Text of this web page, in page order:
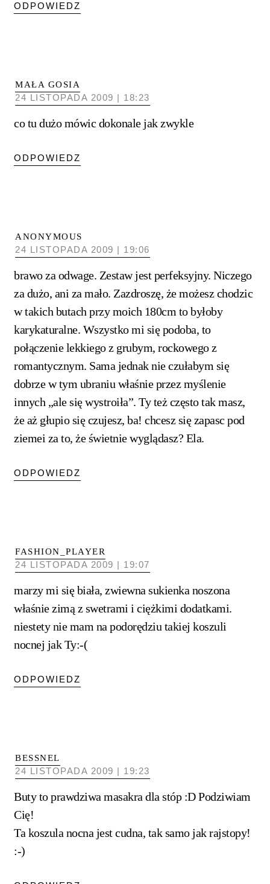
ODPOWIEDZ
MAŁA GOSIA
24 LISTOPADA 2009 | 18:23
co tu dużo mówic dokonale jak zwykle
ODPOWIEDZ
ANONYMOUS
24 LISTOPADA 2009 | 19:06
brawo za odwage. Zestaw jest perfeksyjny. Niczego
za dużo, ani za mało. Zazdroszę, że możesz chodzic
w takich butach przy moich 180cm to byłoby
karykaturalne. Wszystko mi się podoba, to
połączenie lekkiego z grubym, rockowego z
romantycznym. Sama jednak nie czułabym się
dobrze w tym ubraniu właśnie przez myślenie
innych „ale się wystroiła”. Ty też często tak masz,
że aż głupio się czujesz, ba! chcesz się zapasc pod
ziemei za to, że świetnie wyglądasz? Ela.
ODPOWIEDZ
FASHION_PLAYER
24 LISTOPADA 2009 | 19:07
marzy mi się biała, zwiewna sukienka noszona
właśnie zimą z swetrami i ciężkimi dodatkami.
niestety nie mam na podorędziu takiej koszuli
nocnej jak Ty:-(
ODPOWIEDZ
BESSNEL
24 LISTOPADA 2009 | 19:23
Buty to prawdziwa masakra dla stóp :D Podziwiam
Cię!
Ta koszula nocna jest cudna, tak samo jak rajstopy!
:-)